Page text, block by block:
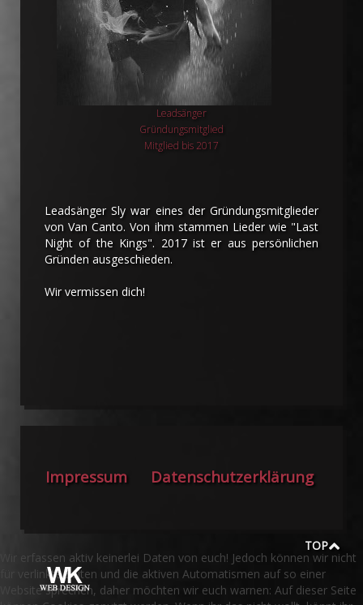
Leadsänger
Gründungsmitglied
Mitglied bis 2017
Leadsänger Sly war eines der Gründungsmitglieder
von Van Canto. Von ihm stammen Lieder wie "Last
Night of the Kings". 2017 ist er aus persönlichen
Gründen ausgeschieden.
Wir vermissen dich!
Impressum Datenschutzerklärung
TOP
Wir erfassen aktiv keinerlei Daten von euch! Jedoch können wir nicht
für verlinkte Seiten und die aktiven Automatismen auf so einer
Website sprechen, daher möchten wir euch warnen: Auf dieser Seite